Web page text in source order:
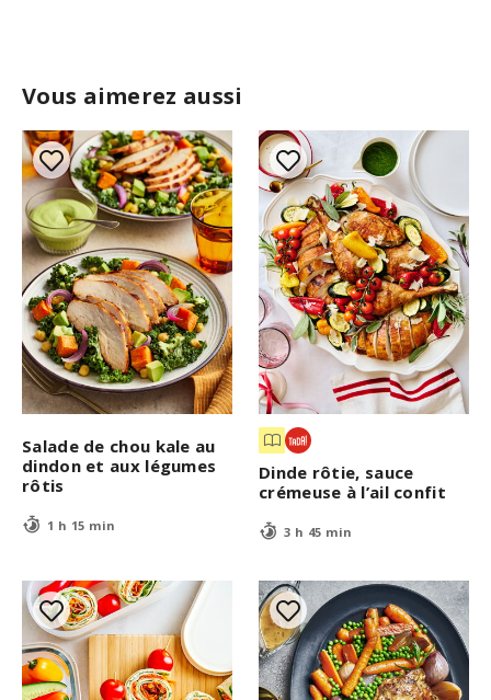
Vous aimerez aussi
Salade de chou kale au
dindon et aux légumes
rôtis
1 h 15 min
Dinde rôtie, sauce
crémeuse à l’ail confit
3 h 45 min